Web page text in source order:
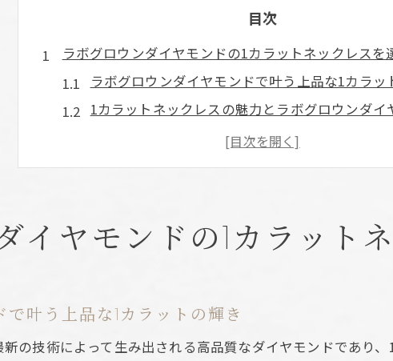
目次
ラボグロウンダイヤモンドの1カラットネックレスを
ラボグロウンダイヤモンドで叶う上品な1カラッ
1カラットネックレスの魅力とラボグロウンダイ
ラボグロウンダイヤモンドで楽しむ新しいジュエ
日常使いに適したラボグロウンダイヤモンドの
品質と価格バランスで見る1カラットの真価
ラボグロウンダイヤモンドの品質基準と価格の
カラット・カラー・クラリティの違いと価格変動
イヤモンドの1カラット
叶う上品な1カラットの輝き
の技術によって生み出される高品質なダイヤモンドであり